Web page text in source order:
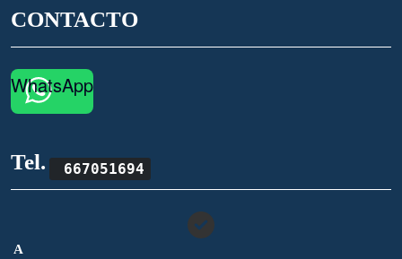
CONTACTO
WhatsApp
Tel. 667051694
A